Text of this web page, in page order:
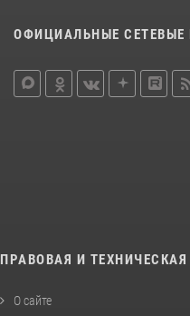
ОФИЦИАЛЬНЫЕ СЕТЕВЫЕ
ПРАВОВАЯ И
О сайте